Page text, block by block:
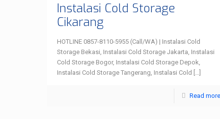
Instalasi Cold Storage
Cikarang
HOTLINE 0857-8110-5955 (Call/WA) | Instalasi Cold
Storage Bekasi, Instalasi Cold Storage Jakarta, Instalasi
Cold Storage Bogor, Instalasi Cold Storage Depok,
Instalasi Cold Storage Tangerang, Instalasi Cold […]
Read